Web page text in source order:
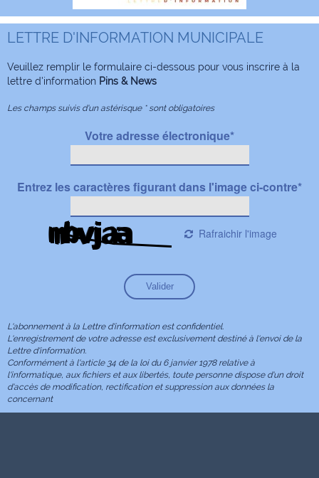
LETTRE D'INFORMATION MUNICIPALE
Veuillez remplir le formulaire ci-dessous pour vous inscrire à la
lettre d'information Pins & News
Les champs suivis d'un astérisque * sont obligatoires
Votre adresse électronique*
Entrez les caractères figurant dans l'image ci-contre*
Rafraichir l'image
L'abonnement à la Lettre d'information est confidentiel.
L'enregistrement de votre adresse est exclusivement destiné à l'envoi de la
Lettre d'information.
Conformément à l'article 34 de la loi du 6 janvier 1978 relative à
l'informatique, aux fichiers et aux libertés, toute personne dispose d'un droit
d'accès de modification, rectification et suppression aux données la
concernant